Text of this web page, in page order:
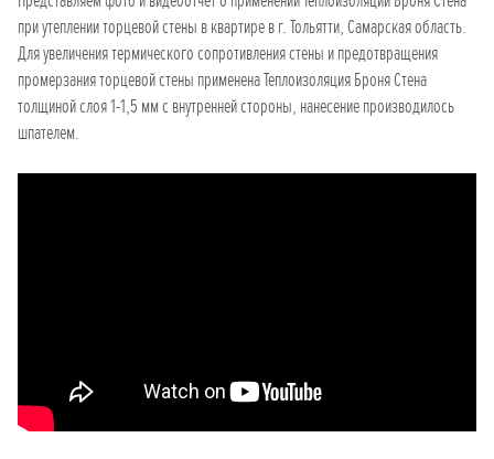
при утеплении торцевой стены в квартире в г. Тольятти, Самарская область.
Для увеличения термического сопротивления стены и предотвращения
промерзания торцевой стены применена Теплоизоляция Броня Стена
толщиной слоя 1-1,5 мм с внутренней стороны, нанесение производилось
шпателем.